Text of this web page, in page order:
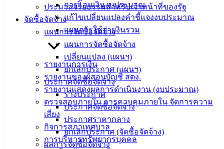
ประมวลจริยธรรมสำหรับเจ้าหน้าที่ของรัฐ
จัดซื้อจัดจ้าง
แผนการจัดซื้อจัดจ้าง
แผนการจัดซื้อจัดจ้าง
เปลี่ยนแปลง (แผนฯ)
ยกเลิกประกาศ (แผนฯ)
ประกาศจัดซื้อจัดจ้าง
ร่างประกาศ
ประกาศจัดซื้อจัดจ้าง
ประกาศราคากลาง
ยกเลิกประกาศ (จัดซื้อจัดจ้าง)
ผลการจัดซื้อจัดจ้าง
การโอนเงินงบประมาณ
แก้ไขเปลี่ยนแปลงคำชี้แจงงบประมาณ
แผนการใช้จ่ายงินรวม
รายงานการเงิน
รายงานของผู้สอบบัญชี สตง.
รายงานแสดงผลการดำเนินงาน (งบประมาณ)
ตรวจสอบภายใน การควบคุมภายใน จัดการความ
เสี่ยง
กิจการสภาเทศบาล
การบริหารทรัพยากรบุคคล
ติดต่อ
เทศบาล
ประวัติ
ผู้บริหาร
ส่วน